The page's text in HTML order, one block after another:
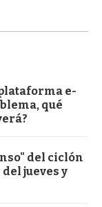
e-
qué
del ciclón
jueves y